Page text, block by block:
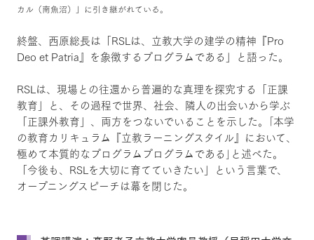
カル（南魚沼）」に引き継がれている。
終盤、西原総長は「RSLは、立教大学の建学の精神『Pro
Deo et Patria』を象徴するプログラムである」と語った。
RSLは、現場との往還から普遍的な真理を探究する「正課
教育」と、その過程で世界、社会、隣人の出会いから学ぶ
「正課外教育」、両方をつないでいることを示した。｢本学
の教育カリキュラム『立教ラーニングスタイル』において、
極めて本質的なプログラムプログラムである｣と述べた。
「今後も、RSLを大切に育てていきたい」という言葉で、
オープニングスピーチは幕を閉じた。